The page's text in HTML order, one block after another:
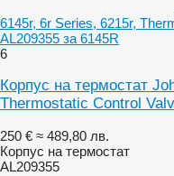
6145r, 6r Series, 6215r,
AL209355 за 6145R
6
Корпус на термостат
Thermostatic Control
250 € ≈ 489,80 лв.
Корпус на термостат
AL209355